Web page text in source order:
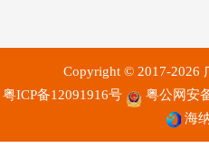
Copyright © 2017-2026
粤ICP备12091916号
粤公网安
海